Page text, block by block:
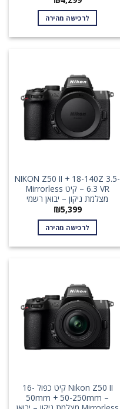
לרכישה מהירה
NIKON Z50 II + 18-140Z 3.5-
6.3 VR – קיט Mirrorless
מצלמת ניקון – יבואן רשמי
₪5,399
לרכישה מהירה
Nikon Z50 II קיט כפול 16-
50mm + 50-250mm –